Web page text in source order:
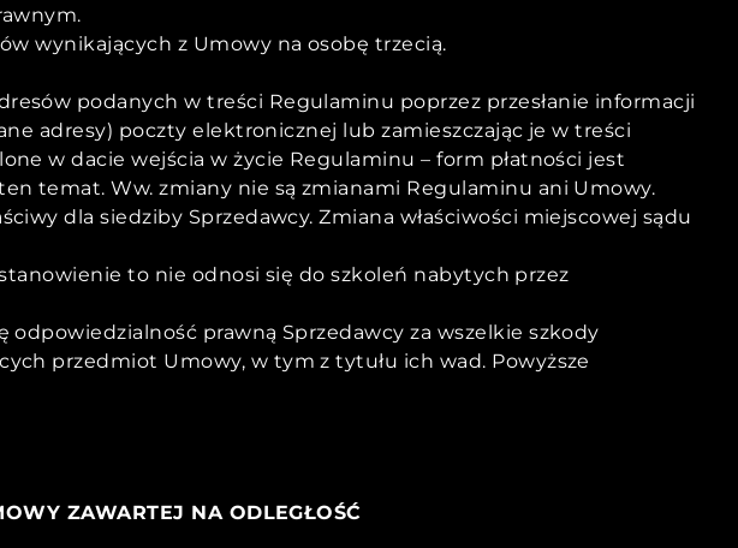
wynikających z Umowy na osobę trzecią.
podanych w treści Regulaminu poprzez przesłanie informacji
adresy) poczty elektronicznej lub zamieszczając je w treści
w dacie wejścia w życie Regulaminu – form płatności jest
temat. Ww. zmiany nie są zmianami Regulaminu ani Umowy.
dla siedziby Sprzedawcy. Zmiana właściwości miejscowej sądu
to nie odnosi się do szkoleń nabytych przez
prawną Sprzedawcy za wszelkie szkody
przedmiot Umowy, w tym z tytułu ich wad. Powyższe
ZAWARTEJ NA ODLEGŁOŚĆ